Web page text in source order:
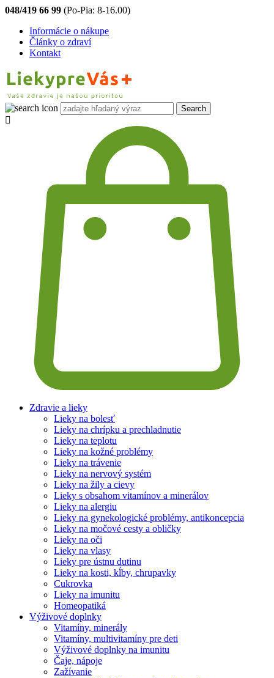
048/419 66 99 (Po-Pia: 8-16.00)
Informácie o nákupe
Články o zdraví
Kontakt
Zdravie a lieky
Lieky na bolesť
Lieky na chrípku a prechladnutie
Lieky na teplotu
Lieky na kožné problémy
Lieky na trávenie
Lieky na nervový systém
Lieky na žily a cievy
Lieky s obsahom vitamínov a minerálov
Lieky na alergiu
Lieky na gynekologické problémy, antikoncepcia
Lieky na močové cesty a obličky
Lieky na oči
Lieky na vlasy
Lieky pre ústnu dutinu
Lieky na kosti, kĺby, chrupavky
Cukrovka
Lieky na imunitu
Homeopatiká
Výživové doplnky
Vitamíny, minerály
Vitamíny, multivitamíny pre deti
Výživové doplnky na imunitu
Čaje, nápoje
Zažívanie